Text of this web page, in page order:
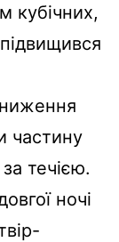
кубічних,
частину
течією.
ночі